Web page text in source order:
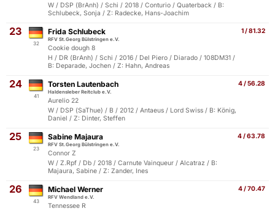
W / DSP (BrAnh) / Schi / 2018 / Conturio / Quaterback / B:
Schlubeck, Sonja / Z: Radecke, Hans-Joachim
23
32
1 / 81.32
Frida Schlubeck
RFV St.Georg Bülstringen e.V.
Cookie dough 8
H / DR (BrAnh) / Schi / 2016 / Del Piero / Diarado / 108DM31 /
B: Deparade, Jochen / Z: Hahn, Andreas
24
41
4 / 56.28
Torsten Lautenbach
Haldensleber Reitclub e.V.
Aurelio 22
W / DSP (SaThue) / B / 2012 / Antaeus / Lord Swiss / B: König,
Daniel / Z: Dinter, Steffen
25
23
4 / 63.78
Sabine Majaura
RFV St.Georg Bülstringen e.V.
Connor Z
W / Z.Rpf / Db / 2018 / Carnute Vainqueur / Alcatraz / B:
Majaura, Sabine / Z: Zander, Ines
26
43
4 / 70.47
Michael Werner
RFV Wendland e.V.
Tennessee R